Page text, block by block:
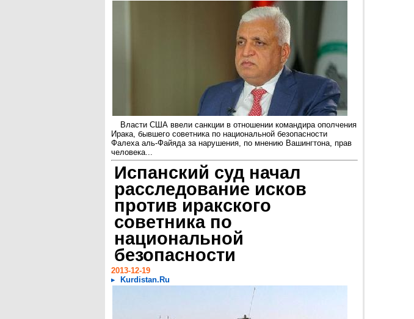
Власти США ввели санкции в отношении командира ополчения
Ирака, бывшего советника по национальной безопасности
Фалеха аль-Файяда за нарушения, по мнению Вашингтона, прав
человека...
Испанский суд начал
расследование исков
против иракского
советника по
национальной
безопасности
2013-12-19
Kurdistan.Ru